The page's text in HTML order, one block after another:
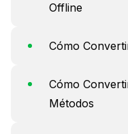
Offline
Cómo
Cómo
Métodos